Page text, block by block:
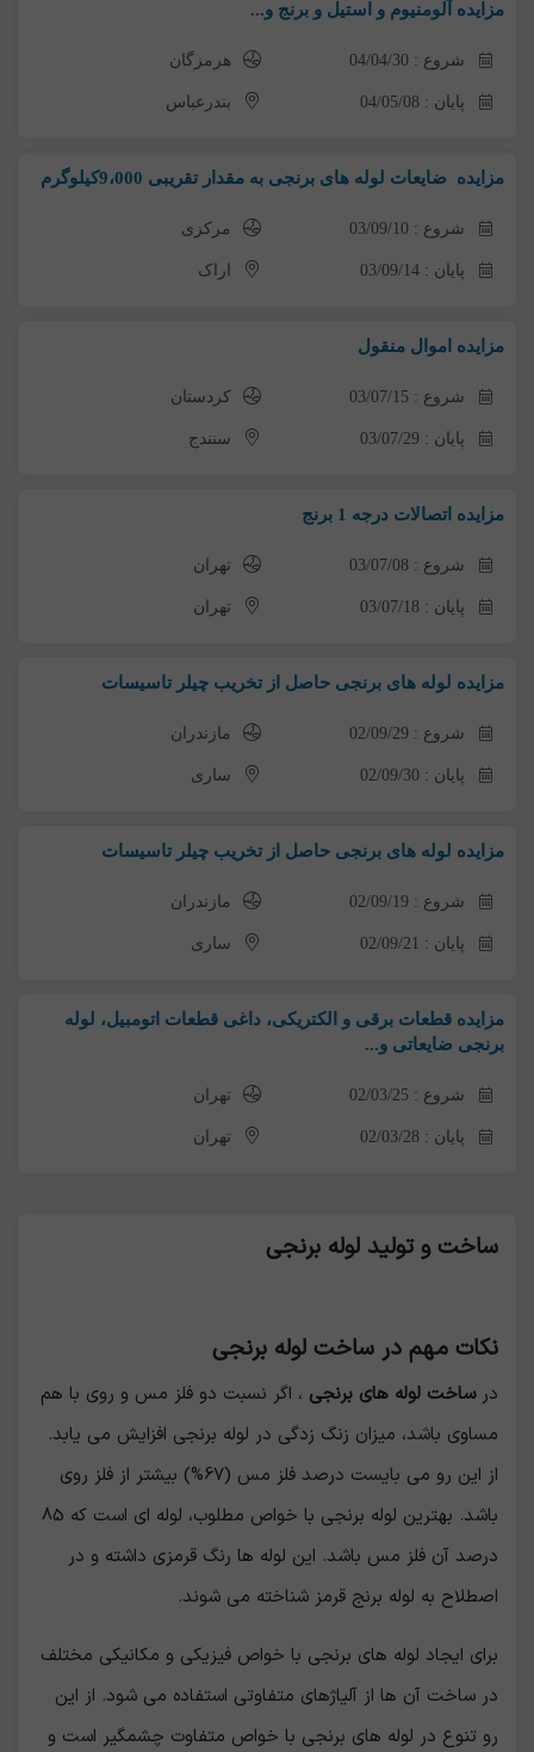
مزایده آلومنیوم و استیل و برنج و...
شروع : 04/04/30 هرمزگان
پایان : 04/05/08 بندرعباس
مزایده ضایعات لوله های برنجی به مقدار تقریبی 9،000کیلوگرم
شروع : 03/09/10 مرکزی
پایان : 03/09/14 اراک
مزایده اموال منقول
شروع : 03/07/15 کردستان
پایان : 03/07/29 سنندج
مزایده اتصالات درجه 1 برنج
شروع : 03/07/08 تهران
پایان : 03/07/18 تهران
مزایده لوله های برنجی حاصل از تخریب چیلر تاسیسات
شروع : 02/09/29 مازندران
پایان : 02/09/30 ساری
مزایده لوله های برنجی حاصل از تخریب چیلر تاسیسات
شروع : 02/09/19 مازندران
پایان : 02/09/21 ساری
مزایده قطعات برقی و الکتریکی، داغی قطعات اتومبیل، لوله
برنجی ضایعاتی و...
شروع : 02/03/25 تهران
پایان : 02/03/28 تهران
ساخت و تولید لوله برنجی
نکات مهم در ساخت لوله برنجی
درساخت لوله های برنجی ، اگر نسبت دو فلز مس و روی با هم
مساوی باشد، میزان زنگ زدگی در لوله برنجی افزایش می یابد.
از این رو می بایست درصد فلز مس (67%) بیشتر از فلز روی
باشد. بهترین لوله برنجی با خواص مطلوب، لوله ای است که 85
درصد آن فلز مس باشد. این لوله ها رنگ قرمزی داشته و در
اصطلاح به لوله برنج قرمز شناخته می شوند.
برای ایجاد لوله های برنجی با خواص فیزیکی و مکانیکی مختلف
در ساخت آن ها از آلیاژهای متفاوتی استفاده می شود. از این
رو تنوع در لوله های برنجی با خواص متفاوت چشمگیر است و